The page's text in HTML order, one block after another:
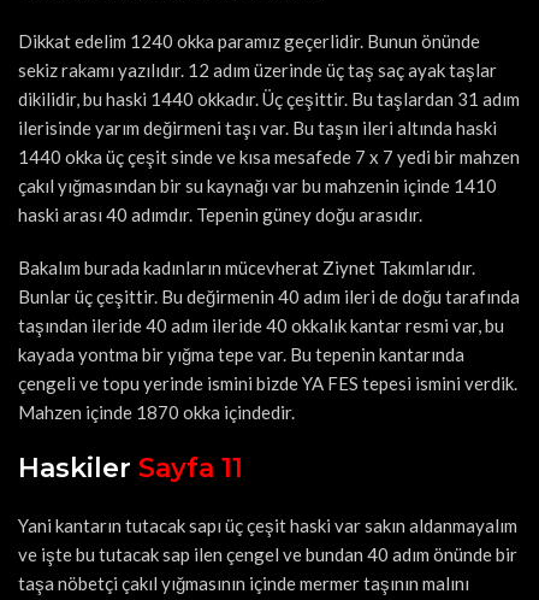
Dikkat edelim 1240 okka paramız geçerlidir. Bunun önünde
sekiz rakamı yazılıdır. 12 adım üzerinde üç taş saç ayak taşlar
dikilidir, bu haski 1440 okkadır. Üç çeşittir. Bu taşlardan 31 adım
ilerisinde yarım değirmeni taşı var. Bu taşın ileri altında haski
1440 okka üç çeşit sinde ve kısa mesafede 7 x 7 yedi bir mahzen
çakıl yığmasından bir su kaynağı var bu mahzenin içinde 1410
haski arası 40 adımdır. Tepenin güney doğu arasıdır.
Bakalım burada kadınların mücevherat Ziynet Takımlarıdır.
Bunlar üç çeşittir. Bu değirmenin 40 adım ileri de doğu tarafında
taşından ileride 40 adım ileride 40 okkalık kantar resmi var, bu
kayada yontma bir yığma tepe var. Bu tepenin kantarında
çengeli ve topu yerinde ismini bizde YA FES tepesi ismini verdik.
Mahzen içinde 1870 okka içindedir.
Haskiler Sayfa 11
Yani kantarın tutacak sapı üç çeşit haski var sakın aldanmayalım
ve işte bu tutacak sap ilen çengel ve bundan 40 adım önünde bir
taşa nöbetçi çakıl yığmasının içinde mermer taşının malını